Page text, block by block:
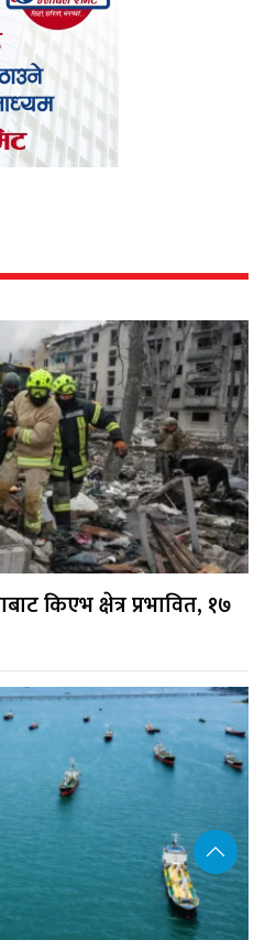
किएभ क्षेत्र प्रभावित, १७